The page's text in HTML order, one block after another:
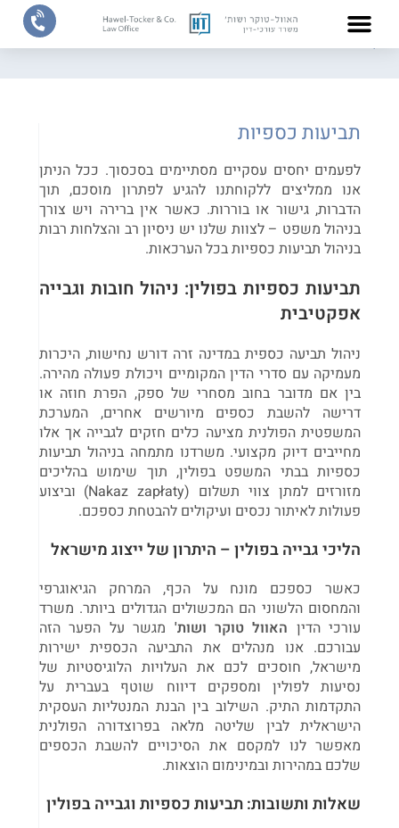
תביעות כספיות
לפעמים יחסים עסקיים מסתיימים בסכסוך. ככל הניתן
אנו ממליצים ללקוחתנו להגיע לפתרון מוסכם, תוך
הדברות, גישור או בוררות. כאשר אין ברירה ויש צורך
בניהול משפט – לצוות שלנו יש ניסיון רב והצלחות רבות
בניהול תביעות כספיות בכל הערכאות.
תביעות כספיות בפולין: ניהול חובות וגבייה
אפקטיבית
ניהול תביעה כספית במדינה זרה דורש נחישות, היכרות
מעמיקה עם סדרי הדין המקומיים ויכולת פעולה מהירה.
בין אם מדובר בחוב מסחרי של ספק, הפרת חוזה או
דרישה להשבת כספים מיורשים אחרים, המערכת
המשפטית הפולנית מציעה כלים חזקים לגבייה אך אלו
מחייבים דיוק מקצועי. משרדנו מתמחה בניהול תביעות
כספיות בבתי המשפט בפולין, תוך שימוש בהליכים
מזורזים למתן צווי תשלום (Nakaz zapłaty) וביצוע
פעולות לאיתור נכסים ועיקולים להבטחת כספכם.
הליכי גבייה בפולין – היתרון של ייצוג מישראל
כאשר כספכם מונח על הכף, המרחק הגיאוגרפי
והמחסום הלשוני הם המכשולים הגדולים ביותר. משרד
עורכי הדין האוול טוקר ושות' מגשר על הפער הזה
עבורכם. אנו מנהלים את התביעה הכספית ישירות
מישראל, חוסכים לכם את העלויות הלוגיסטיות של
נסיעות לפולין ומספקים דיווח שוטף בעברית על
התקדמות התיק. השילוב בין הבנת המנטליות העסקית
הישראלית לבין שליטה מלאה בפרוצדורה הפולנית
מאפשר לנו למקסם את הסיכויים להשבת הכספים
שלכם במהירות ובמינימום הוצאות.
שאלות ותשובות: תביעות כספיות וגבייה בפולין